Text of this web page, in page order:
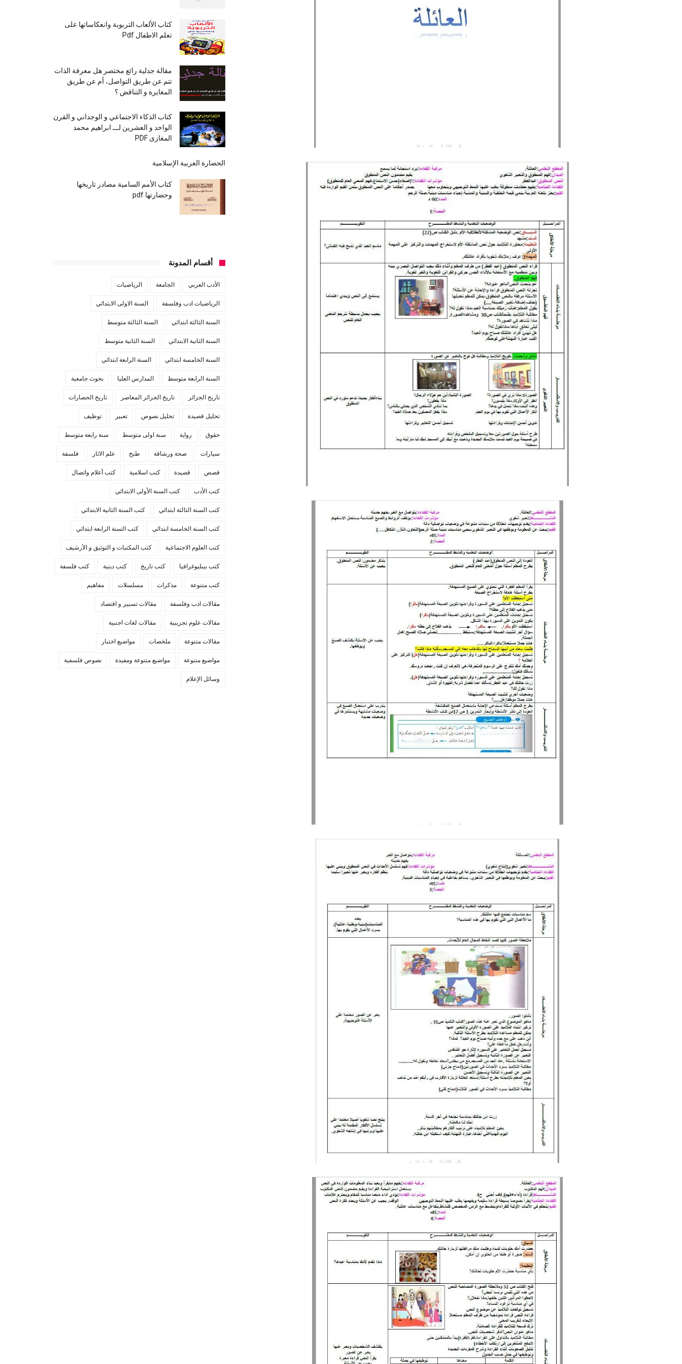
كتاب الألعاب التربوية وانعكاساتها على
تعلم الاطفال Pdf
مقالة جدلية رائع مختصر هل معرفة الذات
تتم عن طريق التواصل، أم عن طريق
المغايرة و التناقض ؟
كتاب الذكاء الاجتماعي و الوجداني و القرن
الواحد و العشرين لـــ ابراهيم محمد
المغازى PDF
الحضارة العربية الإسلامية
كتاب الأمم السامية مصادر تاريخها
وحضارتها pdf
أقسام المدونة
الأدب العربي الجامعة الرياضيات
الرياضيات ادب وفلسفة السنة الاولى الابتدائي
السنة الثالثة ابتدائي السنة الثالثة متوسط
السنة الثانية الابتدائي السنة الثانية متوسط
السنة الخامسة ابتدائي السنة الرابعة ابتدائي
السنة الرابعة متوسط المدارس العليا بحوث جامعية
تاريخ الجزائر تاريخ الجزائر المعاصر تاريخ الحضارات
تحليل قصيدة تحليل نصوص تعبير توظيف
حقوق رواية سنة اولى متوسط سنة رابعة متوسط
سيارات صحة ورشاقة طبخ علم الاثار فلسفة
قصص قصيدة كتب اسلامية كتب أعلام واتصال
كتب الأدب كتب السنة الأولى الابتدائي
كتب السنة الثالثة ابتدائي كتب السنة الثانية الابتدائي
كتب السنة الخامسة ابتدائي كتب السنة الرابعة ابتدائي
كتب العلوم الاجتماعية كتب المكتبات و التوثيق و الأرشيف
كتب بيبليوغرافيا كتب تاريخ كتب دينية كتب فلسفة
كتب متنوعة مذكرات مسلسلات مفاهيم
مقالات ادب وفلسفة مقالات تسيير و اقتصاد
مقالات علوم تجريبية مقالات لغات اجنبية
مقالات متنوعة ملخصات مواضيع اختبار
مواضيع متنوعة مواضيع متنوعة ومفيدة نصوص فلسفية
وسائل الإعلام